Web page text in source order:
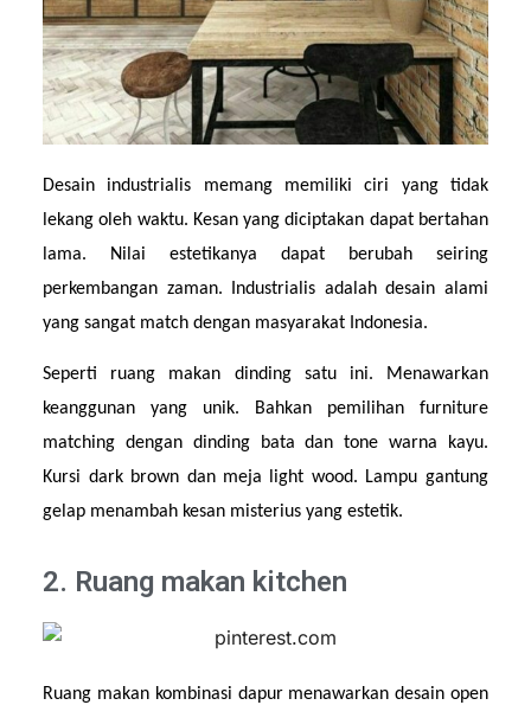
Desain industrialis memang memiliki ciri yang tidak
lekang oleh waktu. Kesan yang diciptakan dapat bertahan
lama. Nilai estetikanya dapat berubah seiring
perkembangan zaman. Industrialis adalah desain alami
yang sangat match dengan masyarakat Indonesia.
Seperti ruang makan dinding satu ini. Menawarkan
keanggunan yang unik. Bahkan pemilihan furniture
matching dengan dinding bata dan tone warna kayu.
Kursi dark brown dan meja light wood. Lampu gantung
gelap menambah kesan misterius yang estetik.
2. Ruang makan kitchen
Ruang makan kombinasi dapur menawarkan desain open